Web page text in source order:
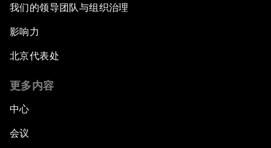
我们的领导团队与组织治理
影响力
北京代表处
更多内容
中心
会议